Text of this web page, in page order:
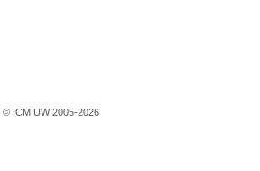
© ICM UW 2005-2026